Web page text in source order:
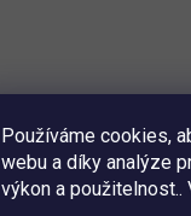
Používáme cookies,
webu a díky analýze
výkon a